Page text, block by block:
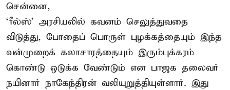
சென்னை,
‘ரீல்ஸ்’ அரசியலில் கவனம் செலுத்துவதை
விடுத்து, போதைப் பொருள் புழக்கத்தையும் இந்த
வன்முறைக் கலாசாரத்தையும் இரும்புக்கரம்
கொண்டு ஒடுக்க வேண்டும் என பாஜக தலைவர்
நயினார் நாகேந்திரன் வலியுறுத்தியுள்ளார். இது